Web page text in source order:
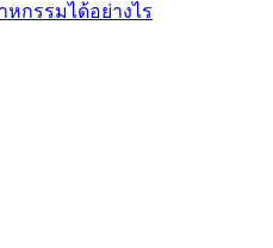
กรรมได้อย่างไร